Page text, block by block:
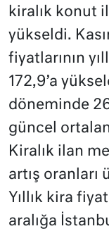
kiralık konut
yükseldi.
fiyatlarının
172,9’a
döneminde
güncel
Kiralık ilan
artış
Yıllık kira
aralığa